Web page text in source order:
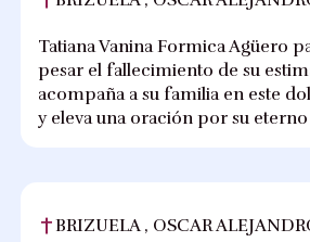
Tatiana Vanina Formica Agüero
pesar el fallecimiento de su
acompaña a su familia en este
y eleva una oración por su eterno
BRIZUELA , OSCAR